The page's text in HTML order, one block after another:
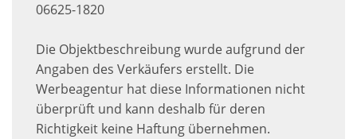
06625-1820
Die Objektbeschreibung wurde aufgrund der
Angaben des Verkäufers erstellt. Die
Werbeagentur hat diese Informationen nicht
überprüft und kann deshalb für deren
Richtigkeit keine Haftung übernehmen.